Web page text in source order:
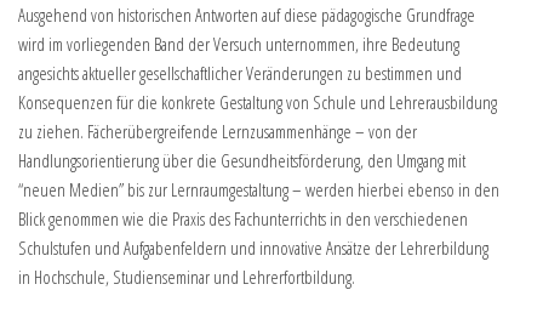
Ausgehend von historischen Antworten auf diese pädagogische Grundfrage
wird im vorliegenden Band der Versuch unternommen, ihre Bedeutung
angesichts aktueller gesellschaftlicher Veränderungen zu bestimmen und
Konsequenzen für die konkrete Gestaltung von Schule und Lehrerausbildung
zu ziehen. Fächerübergreifende Lernzusammenhänge – von der
Handlungsorientierung über die Gesundheitsförderung, den Umgang mit
“neuen Medien” bis zur Lernraumgestaltung – werden hierbei ebenso in den
Blick genommen wie die Praxis des Fachunterrichts in den verschiedenen
Schulstufen und Aufgabenfeldern und innovative Ansätze der Lehrerbildung
in Hochschule, Studienseminar und Lehrerfortbildung.